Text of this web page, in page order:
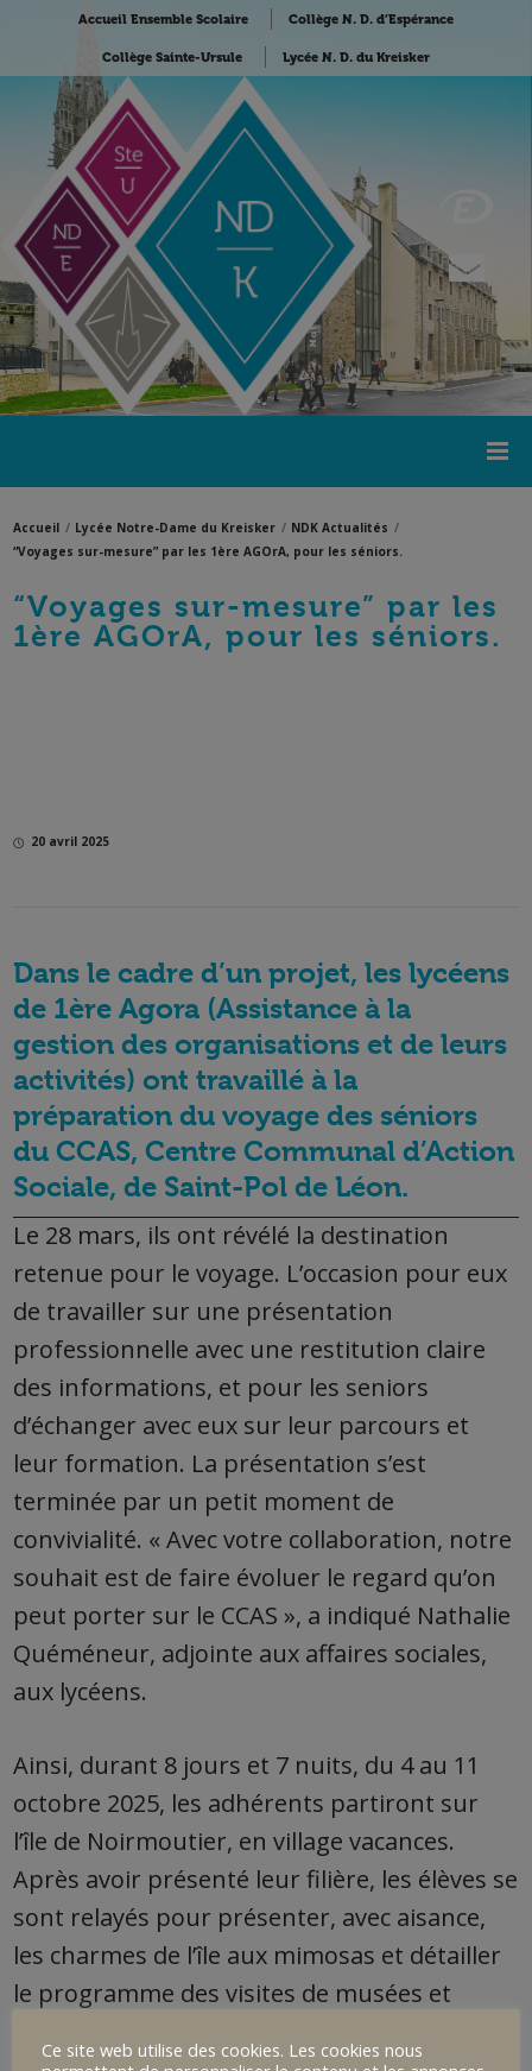
Accueil Ensemble Scolaire Collège N. D. d’Espérance
Collège Sainte-Ursule Lycée N. D. du Kreisker
Accueil Lycée Notre-Dame du Kreisker
NDK Actualités
“Voyages sur-mesure” par les 1ère AGOrA, pour les séniors.
“Voyages sur-mesure” par les
1ère AGOrA, pour les séniors.
20 avril 2025
Dans le cadre d’un projet, les lycéens
de 1ère Agora (Assistance à la
gestion des organisations et de leurs
activités) ont travaillé à la
préparation du voyage des séniors
du CCAS, Centre Communal d’Action
Sociale, de Saint-Pol de Léon.
Le 28 mars, ils ont révélé la destination
retenue pour le voyage. L’occasion pour eux
de travailler sur une présentation
professionnelle avec une restitution claire
des informations, et pour les seniors
d’échanger avec eux sur leur parcours et
leur formation. La présentation s’est
terminée par un petit moment de
convivialité. « Avec votre collaboration, notre
souhait est de faire évoluer le regard qu’on
peut porter sur le CCAS », a indiqué Nathalie
Quéméneur, adjointe aux affaires sociales,
aux lycéens.
Ainsi, durant 8 jours et 7 nuits, du 4 au 11
octobre 2025, les adhérents partiront sur
l’île de Noirmoutier, en village vacances.
Après avoir présenté leur filière, les élèves se
sont relayés pour présenter, avec aisance,
les charmes de l’île aux mimosas et détailler
le programme des visites de musées et
Ce site web utilise des cookies. Les cookies nous